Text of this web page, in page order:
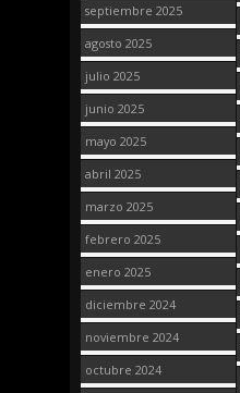
septiembre 2025
agosto 2025
julio 2025
junio 2025
mayo 2025
abril 2025
marzo 2025
febrero 2025
enero 2025
diciembre 2024
noviembre 2024
octubre 2024